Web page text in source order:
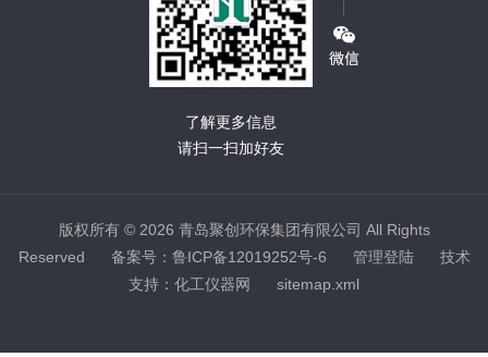
了解更多信息
请扫一扫加好友
版权所有 © 2026 青岛聚创环保集团有限公司 All Rights
Reserved 备案号：鲁ICP备12019252号-6 管理登陆技术
支持： 化工仪器网 sitemap.xml